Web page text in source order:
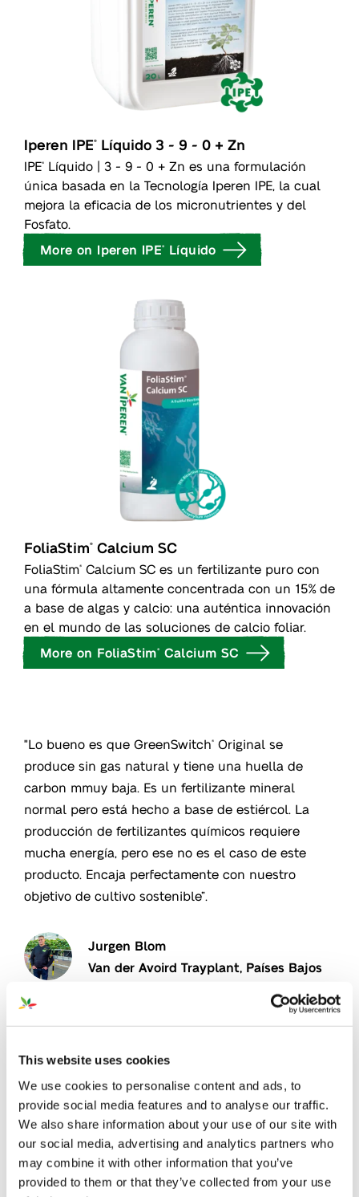
This website uses cookies
We use cookies to personalise content and ads, to
provide social media features and to analyse our traffic.
We also share information about your use of our site with
our social media, advertising and analytics partners who
may combine it with other information that you’ve
provided to them or that they’ve collected from your use
Iperen IPE® Líquido 3 - 9 - 0 + Zn
IPE®
Líquido | 3 - 9 - 0 + Zn es una formulación
única basada en la Tecnología Iperen IPE, la cual
mejora la eficacia de los micronutrientes y del
Fosfato.
More on Iperen IPE® Líquido
FoliaStim® Calcium SC
FoliaStim®
Calcium SC es un fertilizante puro con
una fórmula altamente concentrada con un 15% de
a base de algas y calcio: una auténtica innovación
en el mundo de las soluciones de calcio foliar.
More on FoliaStim® Calcium SC
"Lo bueno es que GreenSwitch®
Original se
produce sin gas natural y tiene una huella de
carbon mmuy baja. Es un fertilizante mineral
normal pero está hecho a base de estiércol. La
producción de fertilizantes químicos requiere
mucha energía, pero ese no es el caso de este
producto. Encaja perfectamente con nuestro
objetivo de cultivo sostenible”.
Jurgen Blom
Van der Avoird Trayplant, Países Bajos
Original!
Vita en nuestros invernaderos. Aunque tuvimos
altas temperaturas, falta de agua y muchos otros
problemas, los cultivos superaron el estrés hídrico.
En ambos casos, las plantas estaban más fuertes,
con mejor floración, fructificación y salud en